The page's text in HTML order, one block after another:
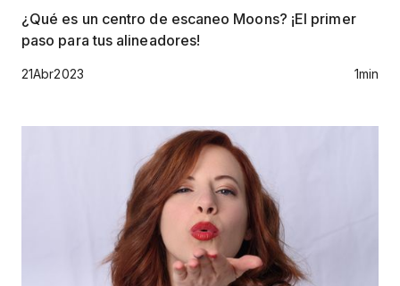
¿Qué es un centro de escaneo Moons? ¡El primer
paso para tus alineadores!
21Abr2023 1min